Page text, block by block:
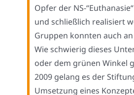
Opfer der NS-
und schließ­lich rea­li­siert
Grup­pen konn­ten auch
Wie schwie­rig die­ses
oder dem grü­nen Win­kel
2009 gelang es der
Umset­zung eines